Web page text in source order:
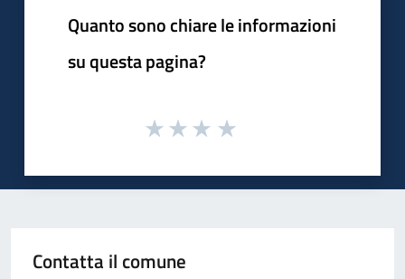
Quanto sono chiare le informazioni
su questa pagina?
Contatta il comune